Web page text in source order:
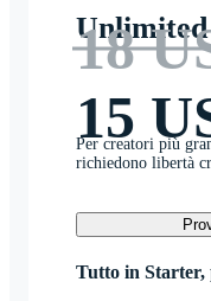
Unlimited
18
15
Per creatori più
richiedono libertà
Tutto in Starter,